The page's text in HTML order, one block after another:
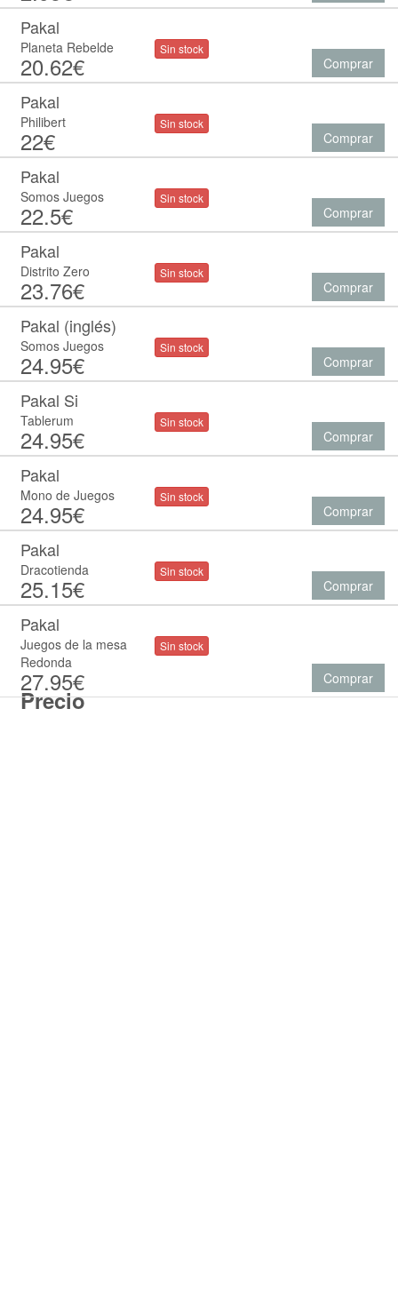
Precio
Pakal
Planeta Rebelde
20.62€
Sin stock
Comprar
Pakal
Philibert
22€
Sin stock
Comprar
Pakal
Somos Juegos
22.5€
Sin stock
Comprar
Pakal
Distrito Zero
23.76€
Sin stock
Comprar
Pakal (inglés)
Somos Juegos
24.95€
Sin stock
Comprar
Pakal Si
Tablerum
24.95€
Sin stock
Comprar
Pakal
Mono de Juegos
24.95€
Sin stock
Comprar
Pakal
Dracotienda
25.15€
Sin stock
Comprar
Pakal
Juegos de la mesa
Redonda
27.95€
Sin stock
Comprar